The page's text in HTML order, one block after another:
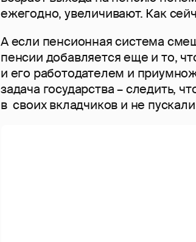
ежегодно, увеличивают. Как
А если пенсионная система
пенсии добавляется еще и то,
и его работодателем и
задача государства – следить,
в своих вкладчиков и не